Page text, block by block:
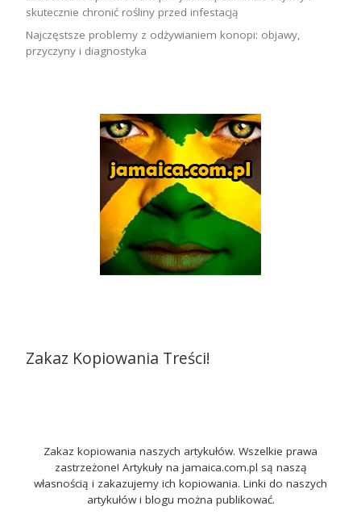
skutecznie chronić rośliny przed infestacją
Najczęstsze problemy z odżywianiem konopi: objawy,
przyczyny i diagnostyka
Zakaz Kopiowania Treści!
Zakaz kopiowania naszych artykułów. Wszelkie prawa
zastrzeżone! Artykuły na jamaica.com.pl są naszą
własnością i zakazujemy ich kopiowania. Linki do naszych
artykułów i blogu można publikować.